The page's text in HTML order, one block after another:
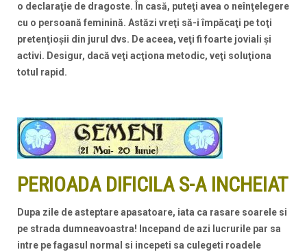
o declaraţie de dragoste. În casă, puteţi avea o neînţelegere
cu o persoană feminină. Astăzi vreţi să-i împăcaţi pe toţi
pretenţioşii din jurul dvs. De aceea, veţi fi foarte joviali şi
activi. Desigur, dacă veţi acţiona metodic, veţi soluţiona
totul rapid.
PERIOADA DIFICILA S-A INCHEIAT
Dupa zile de asteptare apasatoare, iata ca rasare soarele si
pe strada dumneavoastra! Incepand de azi lucrurile par sa
intre pe fagasul normal si incepeti sa culegeti roadele